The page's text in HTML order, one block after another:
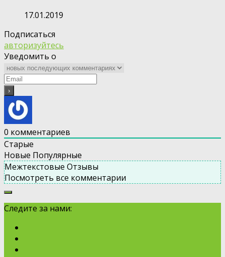
17.01.2019
Подписаться
авторизуйтесь
Уведомить о
0 комментариев
Старые
Новые Популярные
Межтекстовые Отзывы
Посмотреть все комментарии
Следите за нами: